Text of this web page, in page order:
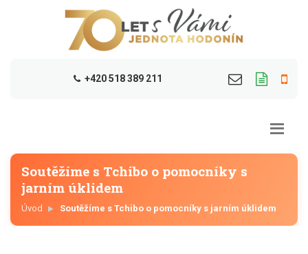
+420 518 389 211
Soutěžíme s Tchibo o pomocníky s
jarním úklidem
Úvod Soutěžíme s Tchibo o pomocníky s jarním úklidem